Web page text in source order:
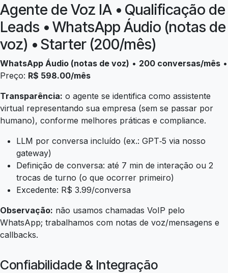
Agente de Voz IA • Qualificação de
Leads • WhatsApp Áudio (notas de
voz) • Starter (200/mês)
WhatsApp Áudio (notas de voz) • 200 conversas/mês •
Preço: R$ 598.00/mês
Transparência: o agente se identifica como assistente
virtual representando sua empresa (sem se passar por
humano), conforme melhores práticas e compliance.
LLM por conversa incluído (ex.: GPT‑5 via nosso
gateway)
Definição de conversa: até 7 min de interação ou 2
trocas de turno (o que ocorrer primeiro)
Excedente: R$ 3.99/conversa
Observação: não usamos chamadas VoIP pelo
WhatsApp; trabalhamos com notas de voz/mensagens e
callbacks.
Confiabilidade & Integração